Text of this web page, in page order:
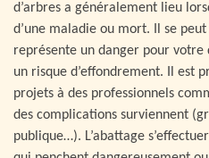
d’arbres a généralement lieu
d’une maladie ou mort. Il se
représente un danger pour votre
un risque d’effondrement. Il est
projets à des professionnels
des complications surviennent
publique…). L’abattage